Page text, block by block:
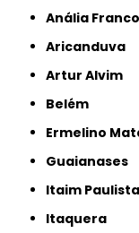
Anália Franco
Aricanduva
Artur Alvim
Belém
Ermelino
Guaianases
Itaim Paulista
Itaquera